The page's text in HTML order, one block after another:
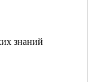
знаний